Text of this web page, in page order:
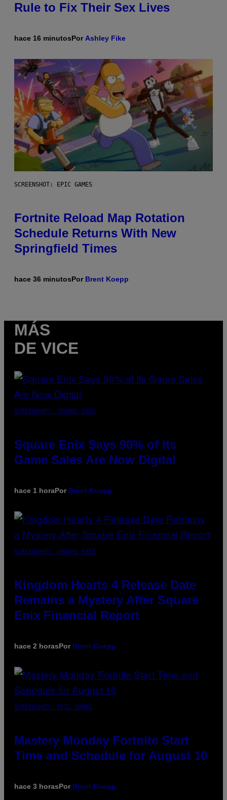
Rule to Fix Their Sex Lives
hace 16 minutosPor Ashley Fike
SCREENSHOT: EPIC GAMES
Fortnite Reload Map Rotation
Schedule Returns With New
Springfield Times
hace 36 minutosPor Brent Koepp
MÁS
DE VICE
SCREENSHOT: SQUARE ENIX
Square Enix Says 90% of Its
Game Sales Are Now Digital
hace 1 horaPor Brent Koepp
SCREENSHOT: SQUARE ENIX
Kingdom Hearts 4 Release Date
Remains a Mystery After Square
Enix Financial Report
hace 2 horasPor Brent Koepp
SCREENSHOT: EPIC GAMES
Mastery Monday Fortnite Start
Time and Schedule for August 10
hace 3 horasPor Brent Koepp